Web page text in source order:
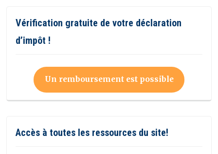
Vérification gratuite de votre déclaration
d’impôt !
Un remboursement est possible
Accès à toutes les ressources du site!